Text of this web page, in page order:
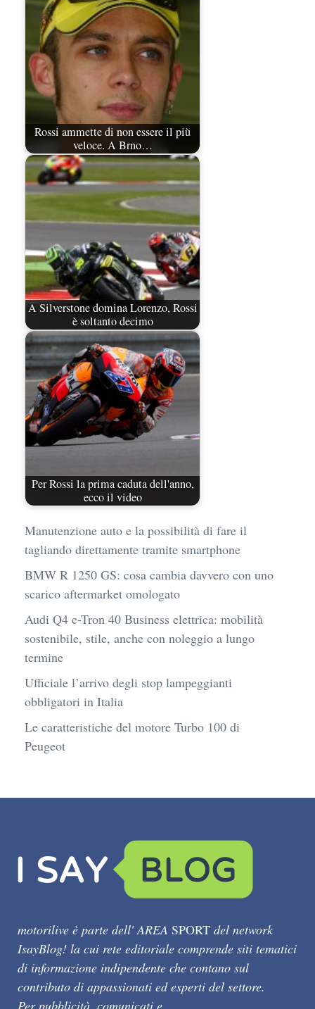
Rossi ammette di non essere il più
veloce. A Brno…
A Silverstone domina Lorenzo, Rossi
è soltanto decimo
Per Rossi la prima caduta dell'anno,
ecco il video
Manutenzione auto e la possibilità di fare il
tagliando direttamente tramite smartphone
BMW R 1250 GS: cosa cambia davvero con uno
scarico aftermarket omologato
Audi Q4 e-Tron 40 Business elettrica: mobilità
sostenibile, stile, anche con noleggio a lungo
termine
Ufficiale l’arrivo degli stop lampeggianti
obbligatori in Italia
Le caratteristiche del motore Turbo 100 di
Peugeot
motorilive è parte dell' AREA SPORT del network
IsayBlog! la cui rete editoriale comprende siti tematici
di informazione indipendente che contano sul
contributo di appassionati ed esperti del settore.
Per pubblicità, comunicati e